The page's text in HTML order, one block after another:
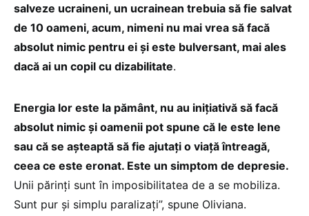
salveze ucraineni, un ucrainean trebuia să fie salvat
de 10 oameni, acum, nimeni nu mai vrea să facă
absolut nimic pentru ei și este bulversant, mai ales
dacă ai un copil cu dizabilitate.
Energia lor este la pământ, nu au inițiativă să facă
absolut nimic și oamenii pot spune că le este lene
sau că se așteaptă să fie ajutați o viață întreagă,
ceea ce este eronat. Este un simptom de depresie.
Unii părinți sunt în imposibilitatea de a se mobiliza.
Sunt pur și simplu paralizați”, spune Oliviana.